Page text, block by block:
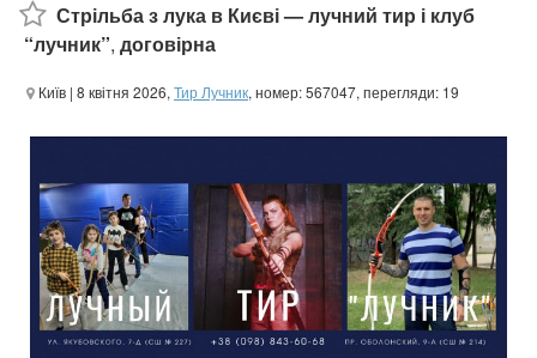
Стрільба з лука в Києві — лучний тир і клуб
“лучник”, договірна
Київ | 8 квітня 2026, Тир Лучник, номер: 567047, перегляди: 19